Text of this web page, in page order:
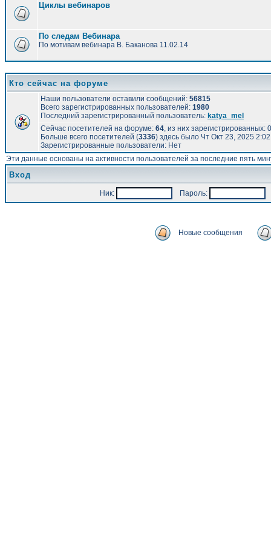
Циклы вебинаров
По следам Вебинара
По мотивам вебинара В. Баканова 11.02.14
Кто сейчас на форуме
Наши пользователи оставили сообщений: 56815
Всего зарегистрированных пользователей: 1980
Последний зарегистрированный пользователь: katya_mel
Сейчас посетителей на форуме: 64, из них
Больше всего посетителей (3336) здесь было Чт Окт 23, 2025
Зарегистрированные пользователи: Нет
Эти данные основаны на активности пользователей за последние пять
Вход
Ник: Пароль:
Новые сообщения